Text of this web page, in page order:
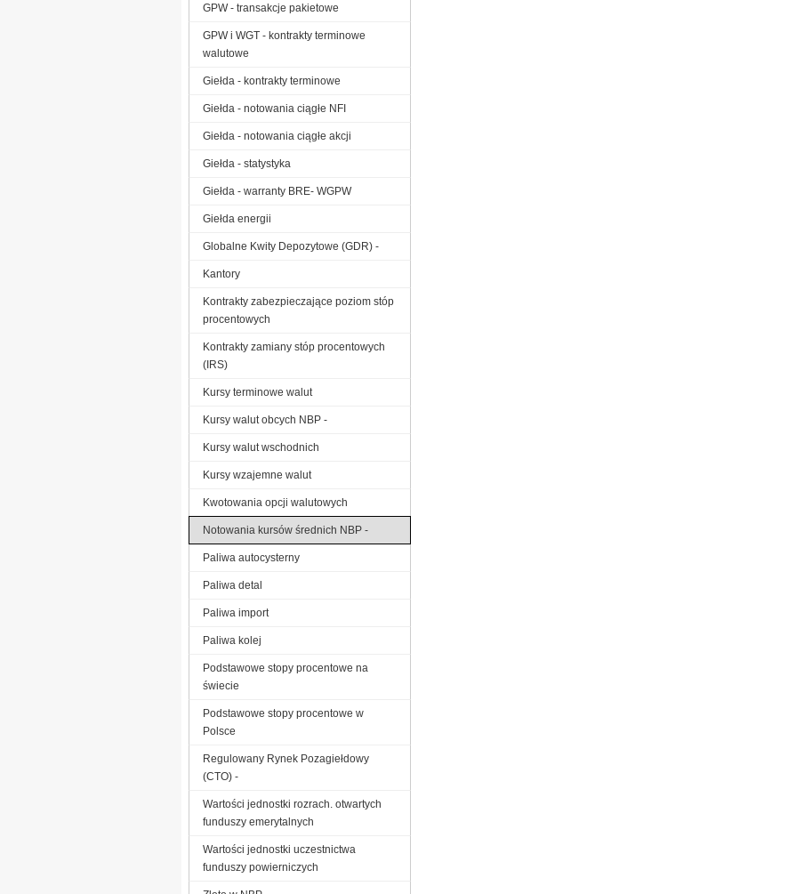
GPW - transakcje pakietowe
GPW i WGT - kontrakty terminowe
walutowe
Giełda - kontrakty terminowe
Giełda - notowania ciągłe NFI
Giełda - notowania ciągłe akcji
Giełda - statystyka
Giełda - warranty BRE- WGPW
Giełda energii
Globalne Kwity Depozytowe (GDR) -
Kantory
Kontrakty zabezpieczające poziom stóp
procentowych
Kontrakty zamiany stóp procentowych
(IRS)
Kursy terminowe walut
Kursy walut obcych NBP -
Kursy walut wschodnich
Kursy wzajemne walut
Kwotowania opcji walutowych
Notowania kursów średnich NBP -
Paliwa autocysterny
Paliwa detal
Paliwa import
Paliwa kolej
Podstawowe stopy procentowe na
świecie
Podstawowe stopy procentowe w
Polsce
Regulowany Rynek Pozagiełdowy
(CTO) -
Wartości jednostki rozrach. otwartych
funduszy emerytalnych
Wartości jednostki uczestnictwa
funduszy powierniczych